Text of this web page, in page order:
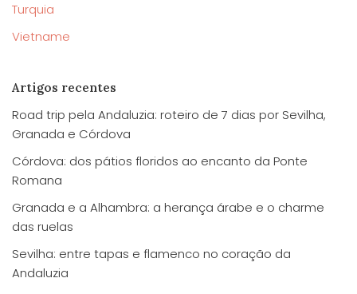
Turquia
Vietname
Artigos recentes
Road trip pela Andaluzia: roteiro de 7 dias por Sevilha,
Granada e Córdova
Córdova: dos pátios floridos ao encanto da Ponte
Romana
Granada e a Alhambra: a herança árabe e o charme
das ruelas
Sevilha: entre tapas e flamenco no coração da
Andaluzia